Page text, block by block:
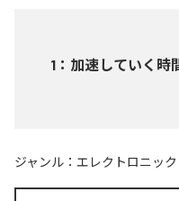
1 ： 加速していく時
ジャンル： エレクトロニック